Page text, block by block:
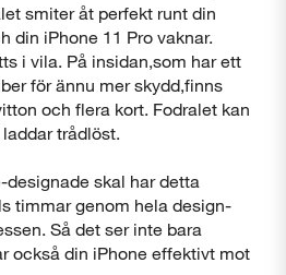
smiter åt perfekt runt din
din iPhone 11 Pro vaknar.
i vila. På insidan,som har ett
för ännu mer skydd,finns
och flera kort. Fodralet kan
trådlöst.
designade skal har detta
timmar genom hela design-
Så det ser inte bara
också din iPhone effektivt mot